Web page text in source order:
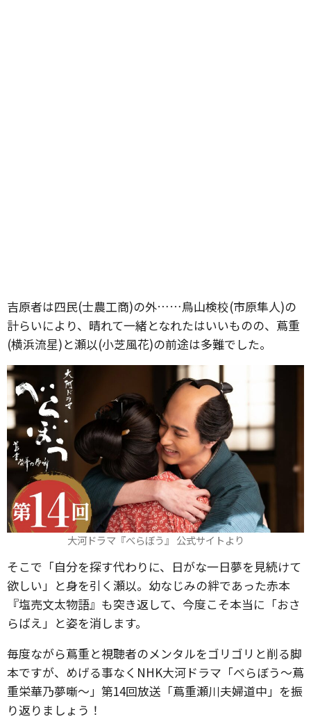
吉原者は四民(士農工商)の外……鳥山検校(市原隼人)の
計らいにより、晴れて一緒となれたはいいものの、蔦重
(横浜流星)と瀬以(小芝風花)の前途は多難でした。
大河ドラマ『べらぼう』 公式サイトより
そこで「自分を探す代わりに、日がな一日夢を見続けて
欲しい」と身を引く瀬以。幼なじみの絆であった赤本
『塩売文太物語』も突き返して、今度こそ本当に「おさ
らばえ」と姿を消します。
毎度ながら蔦重と視聴者のメンタルをゴリゴリと削る脚
本ですが、めげる事なくNHK大河ドラマ「べらぼう～蔦
重栄華乃夢噺～」第14回放送「蔦重瀬川夫婦道中」を振
り返りましょう！